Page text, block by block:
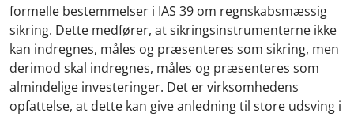
formelle bestemmelser i IAS 39 om regnskabsmæssig
sikring. Dette medfører, at sikringsinstrumenterne ikke
kan indregnes, måles og præsenteres som sikring, men
derimod skal indregnes, måles og præsenteres som
almindelige investeringer. Det er virksomhedens
opfattelse, at dette kan give anledning til store udsving i